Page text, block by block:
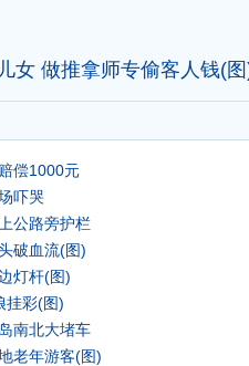
女 做推拿师专偷客人钱(
偿1000元
吓哭
公路旁护栏
破血流(图)
灯杆(图)
挂彩(图)
南北大堵车
老年游客(图)